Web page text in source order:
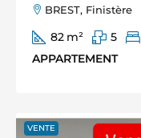
BREST, Finistère
82 m² 5
APPARTEMENT
VENTE